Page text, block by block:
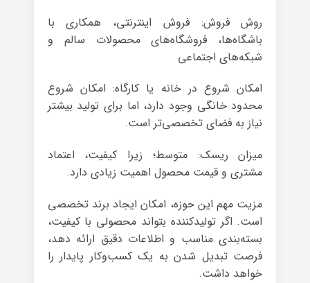
روش فروش: فروش اینترنتی، همکاری با
باشگاه‌ها، فروشگاه‌های محصولات سالم و
شبکه‌های اجتماعی
امکان شروع در خانه یا کارگاه: امکان شروع
محدود خانگی وجود دارد، اما برای تولید بیشتر
نیاز به فضای تخصصی‌تر است.
میزان ریسک: متوسط؛ زیرا کیفیت، اعتماد
مشتری و قیمت محصول اهمیت زیادی دارد.
مزیت مهم این حوزه، امکان ایجاد برند تخصصی
است. اگر تولیدکننده بتواند محصولی با کیفیت،
بسته‌بندی مناسب و اطلاعات دقیق ارائه دهد،
فرصت تبدیل شدن به یک کسب‌وکار پایدار را
خواهد داشت.